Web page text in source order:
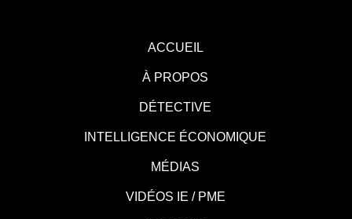
ACCUEIL
À PROPOS
DÉTECTIVE
INTELLIGENCE ÉCONOMIQUE
MÉDIAS
VIDÉOS IE / PME